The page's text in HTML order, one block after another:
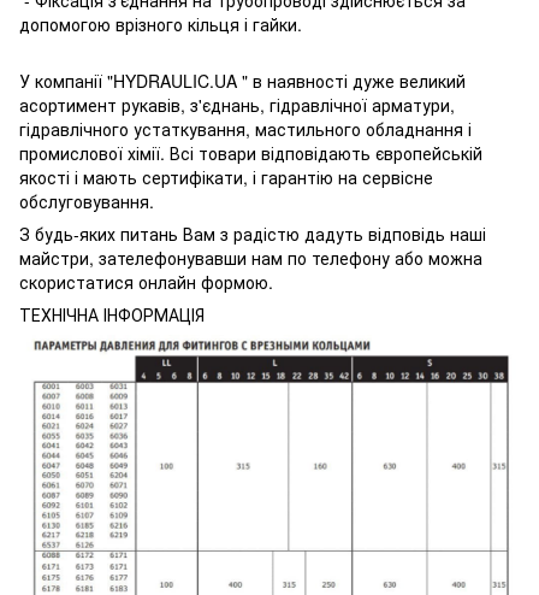
допомогою врізного кільця і ​​гайки.
У компанії "HYDRAULIC.UA " в наявності дуже великий
асортимент рукавів, з'єднань, гідравлічної арматури,
гідравлічного устаткування, мастильного обладнання і
промислової хімії. Всі товари відповідають європейській
якості і мають сертифікати, і гарантію на сервісне
обслуговування.
З будь-яких питань Вам з радістю дадуть відповідь наші
майстри, зателефонувавши нам по телефону або можна
скористатися онлайн формою.
ТЕХНІЧНА ІНФОРМАЦІЯ